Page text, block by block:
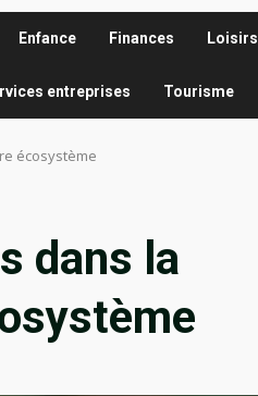
Enfance Finances Loisirs
entreprises Tourisme
écosystème
dans la